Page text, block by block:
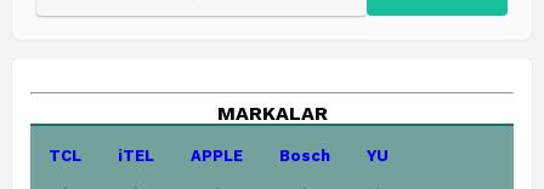
MARKALAR
TCL iTEL APPLE Bosch YU